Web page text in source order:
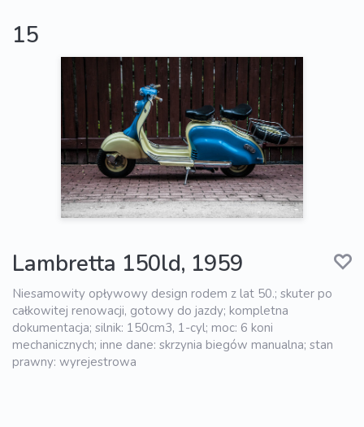
15
Lambretta 150ld, 1959
Niesamowity opływowy design rodem z lat 50.; skuter po
całkowitej renowacji, gotowy do jazdy; kompletna
dokumentacja; silnik: 150cm3, 1-cyl; moc: 6 koni
mechanicznych; inne dane: skrzynia biegów manualna; stan
prawny: wyrejestrowa